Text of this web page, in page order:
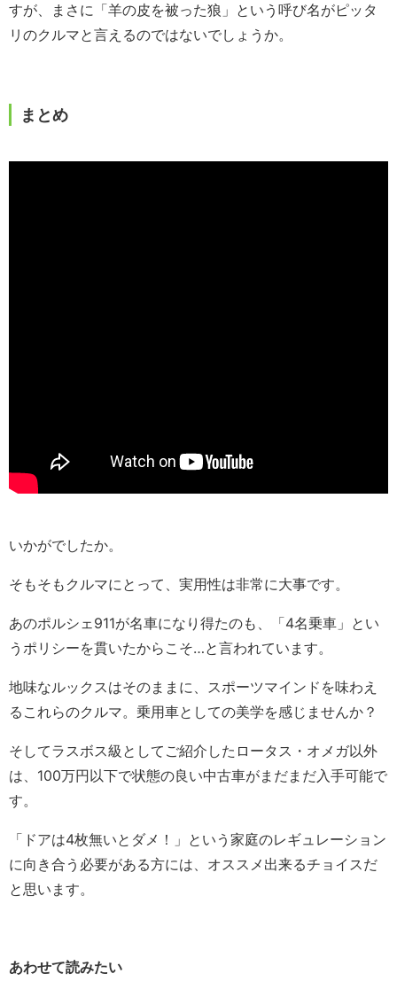
すが、まさに「羊の皮を被った狼」という呼び名がピッタ
リのクルマと言えるのではないでしょうか。
まとめ
いかがでしたか。
そもそもクルマにとって、実用性は非常に大事です。
あのポルシェ911が名車になり得たのも、「4名乗車」とい
うポリシーを貫いたからこそ…と言われています。
地味なルックスはそのままに、スポーツマインドを味わえ
るこれらのクルマ。乗用車としての美学を感じませんか？
そしてラスボス級としてご紹介したロータス・オメガ以外
は、100万円以下で状態の良い中古車がまだまだ入手可能で
す。
「ドアは4枚無いとダメ！」という家庭のレギュレーション
に向き合う必要がある方には、オススメ出来るチョイスだ
と思います。
あわせて読みたい